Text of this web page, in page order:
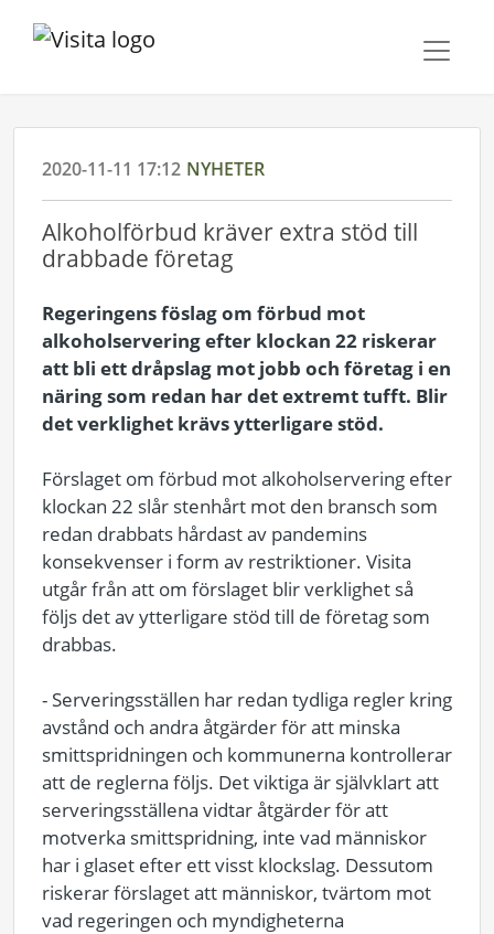
2020-11-11 17:12 NYHETER
Alkoholförbud kräver extra stöd till
drabbade företag
Regeringens föslag om förbud mot
alkoholservering efter klockan 22 riskerar
att bli ett dråpslag mot jobb och företag i en
näring som redan har det extremt tufft. Blir
det verklighet krävs ytterligare stöd.
Förslaget om förbud mot alkoholservering efter
klockan 22 slår stenhårt mot den bransch som
redan drabbats hårdast av pandemins
konsekvenser i form av restriktioner. Visita
utgår från att om förslaget blir verklighet så
följs det av ytterligare stöd till de företag som
drabbas.
- Serveringsställen har redan tydliga regler kring
avstånd och andra åtgärder för att minska
smittspridningen och kommunerna kontrollerar
att de reglerna följs. Det viktiga är självklart att
serveringsställena vidtar åtgärder för att
motverka smittspridning, inte vad människor
har i glaset efter ett visst klockslag. Dessutom
riskerar förslaget att människor, tvärtom mot
vad regeringen och myndigheterna